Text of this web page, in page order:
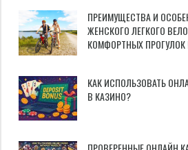
ПРЕИМУЩЕСТВА И
ЖЕНСКОГО ЛЕГКОГО
КОМФОРТНЫХ
КАК ИСПОЛЬЗОВАТЬ
В КАЗИНО?